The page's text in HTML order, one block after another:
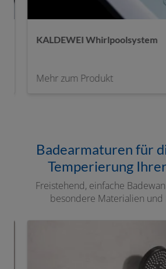
Badearmaturen für
Temperierung
Freistehend, einfache
besondere Materialien und